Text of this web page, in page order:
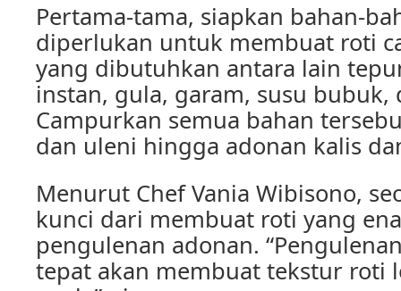
Pertama-tama, siapkan bahan-
diperlukan untuk membuat roti
yang dibutuhkan antara lain
instan, gula, garam, susu bubuk,
Campurkan semua bahan
dan uleni hingga adonan kalis
Menurut Chef Vania Wibisono,
kunci dari membuat roti yang
pengulenan adonan.
tepat akan membuat tekstur roti